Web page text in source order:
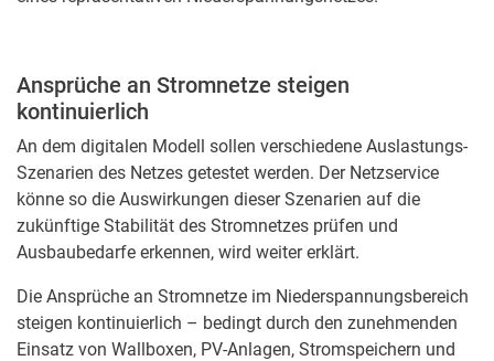
Ansprüche an Stromnetze steigen
kontinuierlich
An dem digitalen Modell sollen verschiedene Auslastungs-
Szenarien des Netzes getestet werden. Der Netzservice
könne so die Auswirkungen dieser Szenarien auf die
zukünftige Stabilität des Stromnetzes prüfen und
Ausbaubedarfe erkennen, wird weiter erklärt.
Die Ansprüche an Stromnetze im Niederspannungsbereich
steigen kontinuierlich – bedingt durch den zunehmenden
Einsatz von Wallboxen, PV-Anlagen, Stromspeichern und